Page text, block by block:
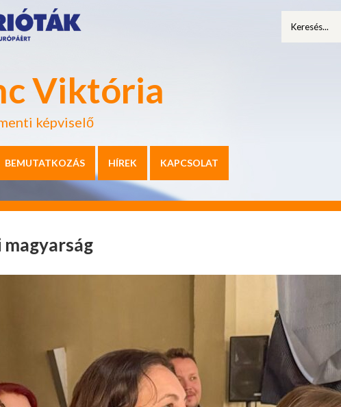
Viktória
képviselő
BEMUTATKOZÁS HÍREK KAPCSOLAT